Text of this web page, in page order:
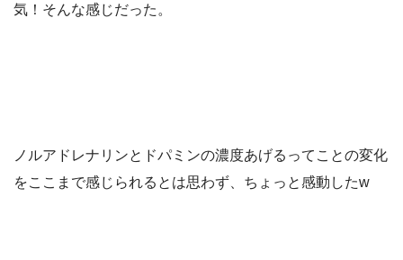
気！そんな感じだった。
ノルアドレナリンとドパミンの濃度あげるってことの変化
をここまで感じられるとは思わず、ちょっと感動したw